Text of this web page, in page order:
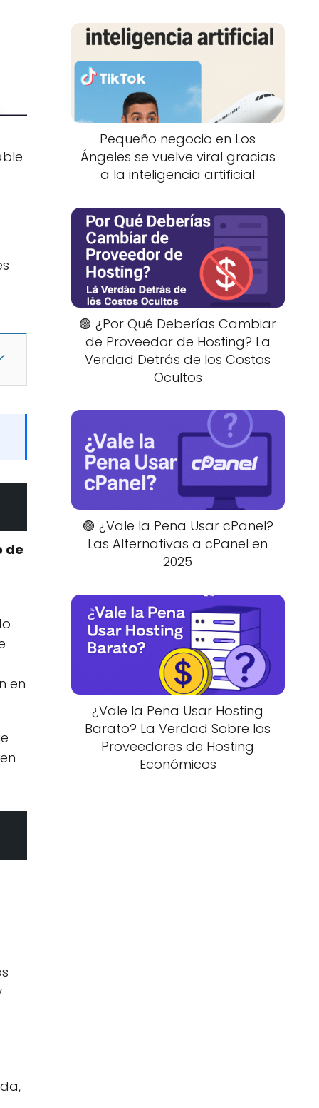
de
en
Pequeño negocio en Los
Ángeles se vuelve viral gracias
a la inteligencia artificial
🟣 ¿Por Qué Deberías Cambiar
de Proveedor de Hosting? La
Verdad Detrás de los Costos
Ocultos
🟣 ¿Vale la Pena Usar cPanel?
Las Alternativas a cPanel en
2025
¿Vale la Pena Usar Hosting
Barato? La Verdad Sobre los
Proveedores de Hosting
Económicos